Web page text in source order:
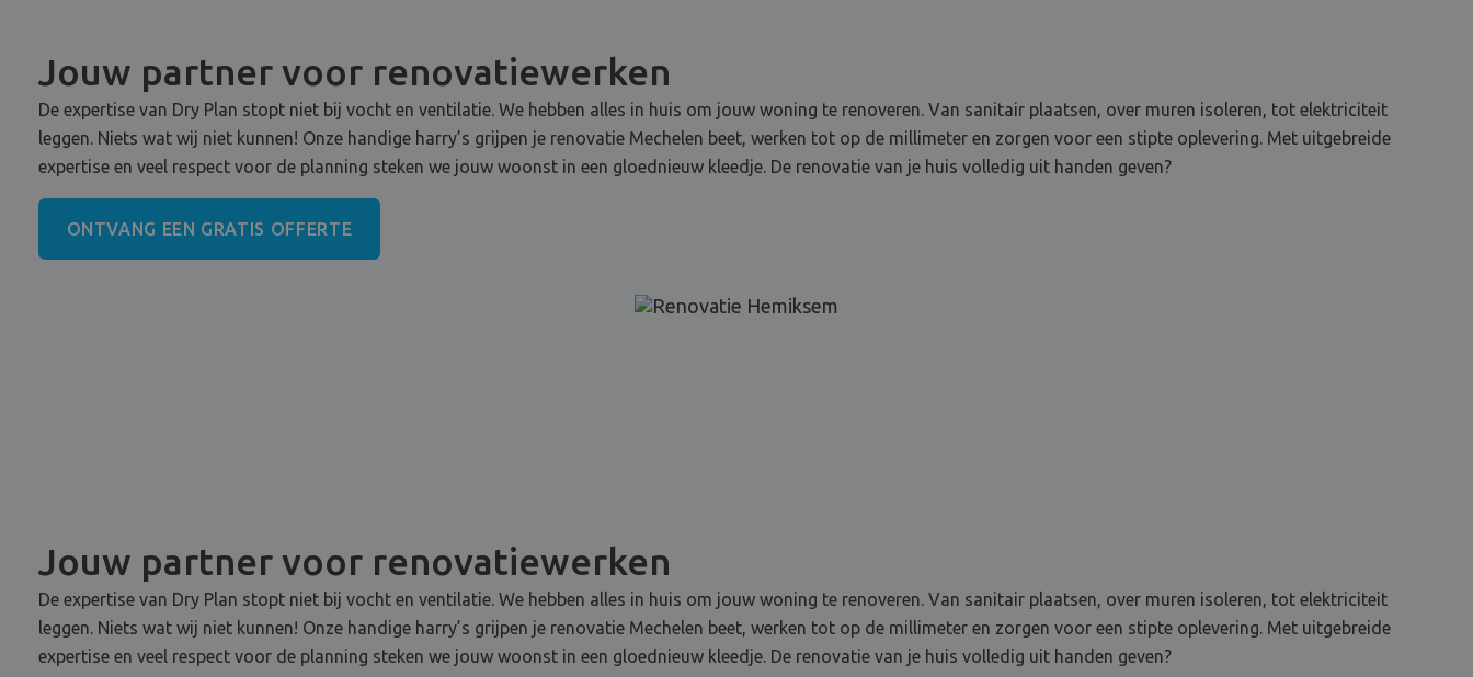
Jouw partner voor renovatiewerken
De expertise van Dry Plan stopt niet bij vocht en ventilatie. We hebben alles in huis om jouw woning te renoveren. Van sanitair plaatsen, over muren isoleren, tot elektriciteit
leggen. Niets wat wij niet kunnen! Onze handige harry’s grijpen je renovatie Mechelen beet, werken tot op de millimeter en zorgen voor een stipte oplevering. Met uitgebreide
expertise en veel respect voor de planning steken we jouw woonst in een gloednieuw kleedje. De renovatie van je huis volledig uit handen geven?
ONTVANG EEN GRATIS OFFERTE
Jouw partner voor renovatiewerken
De expertise van Dry Plan stopt niet bij vocht en ventilatie. We hebben alles in huis om jouw woning te renoveren. Van sanitair plaatsen, over muren isoleren, tot elektriciteit
leggen. Niets wat wij niet kunnen! Onze handige harry’s grijpen je renovatie Mechelen beet, werken tot op de millimeter en zorgen voor een stipte oplevering. Met uitgebreide
expertise en veel respect voor de planning steken we jouw woonst in een gloednieuw kleedje. De renovatie van je huis volledig uit handen geven?